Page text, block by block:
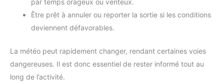
par temps orageux ou venteux.
Être prêt à annuler ou reporter la sortie si les conditions
deviennent défavorables.
La météo peut rapidement changer, rendant certaines voies
dangereuses. Il est donc essentiel de rester informé tout au
long de l’activité.